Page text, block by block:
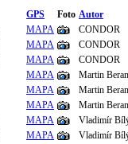
GPS Foto Autor
MAPA
CONDOR
MAPA
CONDOR
MAPA
CONDOR
MAPA
Martin Beran
MAPA
Martin Beran
MAPA
Martin Beran
MAPA
Vladimír
MAPA
Vladimír